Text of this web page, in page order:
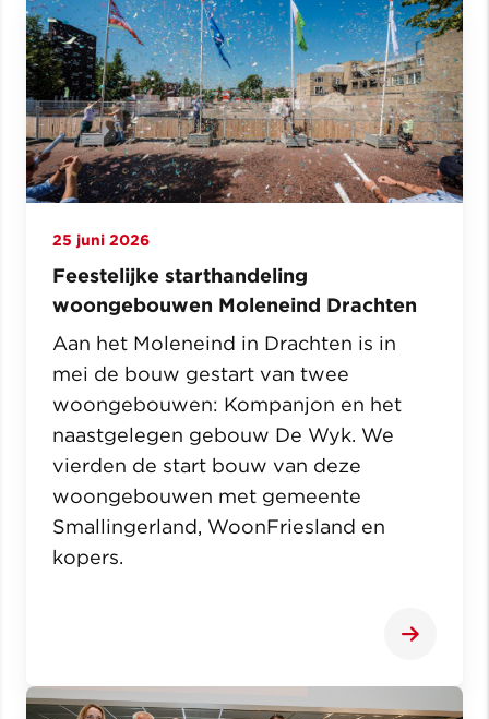
25 juni 2026
Feestelijke starthandeling
woongebouwen Moleneind Drachten
Aan het Moleneind in Drachten is in
mei de bouw gestart van twee
woongebouwen: Kompanjon en het
naastgelegen gebouw De Wyk. We
vierden de start bouw van deze
woongebouwen met gemeente
Smallingerland, WoonFriesland en
kopers.